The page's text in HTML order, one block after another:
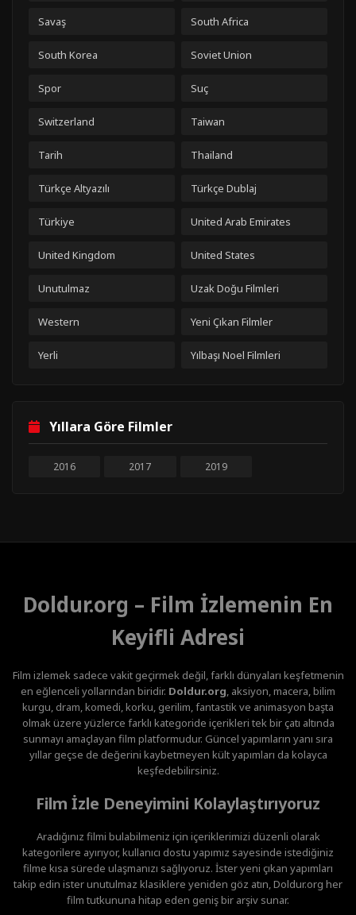
Savaş South Africa
South Korea Soviet Union
Spor Suç
Switzerland Taiwan
Tarih Thailand
Türkçe Altyazılı Türkçe Dublaj
Türkiye United Arab Emirates
United Kingdom United States
Unutulmaz Uzak Doğu Filmleri
Western Yeni Çıkan Filmler
Yerli Yılbaşı Noel Filmleri
Yıllara Göre Filmler
2016 2017 2019
Doldur.org – Film İzlemenin En
Keyifli Adresi
Film izlemek sadece vakit geçirmek değil, farklı dünyaları keşfetmenin
en eğlenceli yollarından biridir. Doldur.org, aksiyon, macera, bilim
kurgu, dram, komedi, korku, gerilim, fantastik ve animasyon başta
olmak üzere yüzlerce farklı kategoride içerikleri tek bir çatı altında
sunmayı amaçlayan film platformudur. Güncel yapımların yanı sıra
yıllar geçse de değerini kaybetmeyen kült yapımları da kolayca
keşfedebilirsiniz.
Film İzle Deneyimini Kolaylaştırıyoruz
Aradığınız filmi bulabilmeniz için içeriklerimizi düzenli olarak
kategorilere ayırıyor, kullanıcı dostu yapımız sayesinde istediğiniz
filme kısa sürede ulaşmanızı sağlıyoruz. İster yeni çıkan yapımları
takip edin ister unutulmaz klasiklere yeniden göz atın, Doldur.org her
film tutkununa hitap eden geniş bir arşiv sunar.